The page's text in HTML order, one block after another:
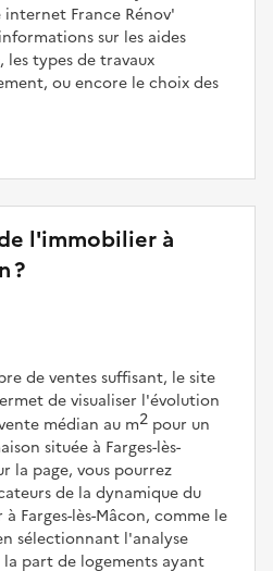
France Rénov'
sur les aides
types de travaux
ou encore le choix des
l'immobilier à
?
de ventes suffisant, le site
de visualiser l'évolution
médian au m2 pour un
située à Farges-lès-
la page, vous pourrez
de la dynamique du
Farges-lès-Mâcon, comme le
sélectionnant l'analyse
la part de logements ayant